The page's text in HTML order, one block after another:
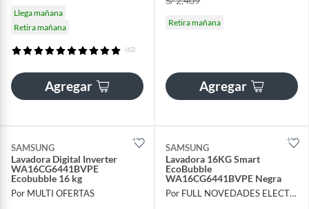
Llega mañana
Retira mañana
(62)
Agregar
Retira mañana
Agregar
SAMSUNG
Lavadora Digital Inverter
WA16CG6441BVPE
Ecobubble 16 kg
Por MULTI OFERTAS
SAMSUNG
Lavadora 16KG Smart
EcoBubble
WA16CG6441BVPE Negra
Por FULL NOVEDADES ELECTROHOGAR E.I.R.L.